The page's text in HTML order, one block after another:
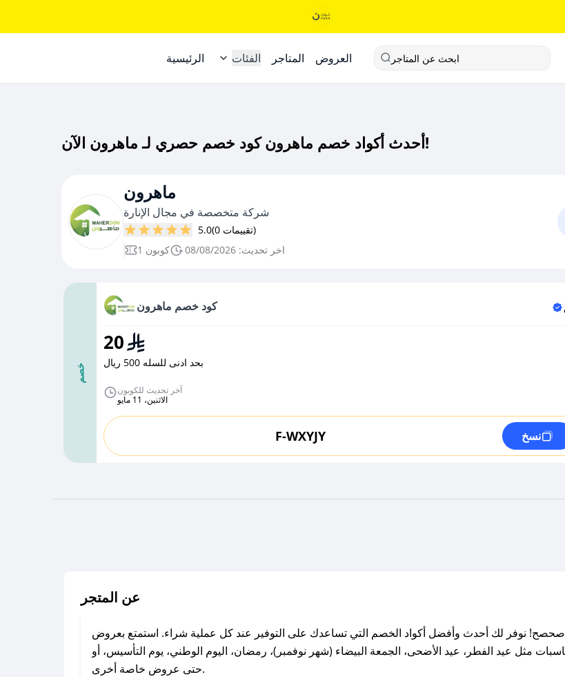
الرئيسية الفئات المتاجر العروض ابحث عن المتاجر
أحدث أكواد خصم ماهرون كود خصم حصري لـ ماهرون الآن!
ماهرون
شركة متخصصة في مجال الإنارة
5.0
(0 تقييمات)
1 كوبون
اخر تحديث: 08/08/2026
خصم
كود خصم ماهرون
20
بحد ادنى للسله 500 ريال
آخر تحديث للكوبون
الاثنين، 11 مايو
F-WXYJY نسخ
عن المتجر
نوفر لك أحدث وأفضل أكواد الخصم التي تساعدك على التوفير عند كل عملية شراء. استمتع بعروض
مثل عيد الفطر، عيد الأضحى، الجمعة البيضاء (شهر نوفمبر)، رمضان، اليوم الوطني، يوم التأسيس، أو
حتى عروض خاصة أخرى.